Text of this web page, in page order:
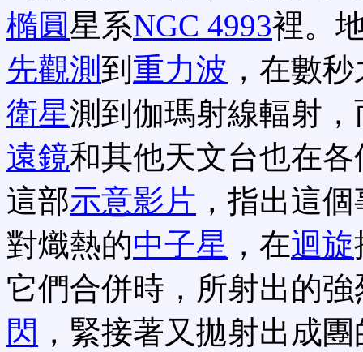
橢圓星系NGC 4993裡。
先觀測 到 重力波 ，在數
衛星測到伽瑪射線輻射
遠鏡和其他天文台也在
這部示意影片 ，指出這
對熾熱的中子星 ，在迴旋
它們合併時，所射出的
閃 ，緊接著又拋射出成